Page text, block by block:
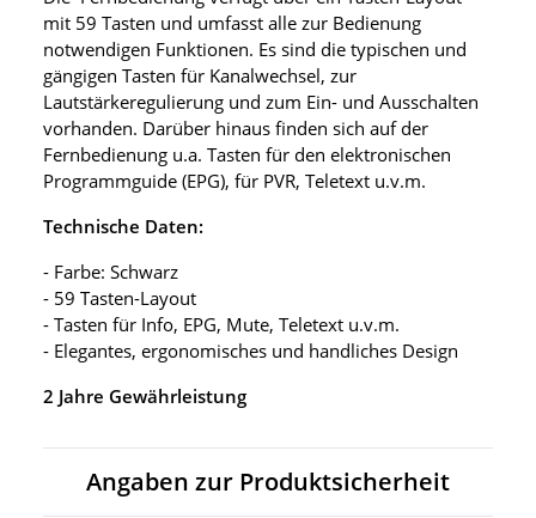
mit 59 Tasten und umfasst alle zur Bedienung
notwendigen Funktionen. Es sind die typischen und
gängigen Tasten für Kanalwechsel, zur
Lautstärkeregulierung und zum Ein- und Ausschalten
vorhanden. Darüber hinaus finden sich auf der
Fernbedienung u.a. Tasten für den elektronischen
Programmguide (EPG), für PVR, Teletext u.v.m.
Technische Daten:
- Farbe: Schwarz
- 59 Tasten-Layout
- Tasten für Info, EPG, Mute, Teletext u.v.m.
- Elegantes, ergonomisches und handliches Design
2 Jahre Gewährleistung
Angaben zur Produktsicherheit